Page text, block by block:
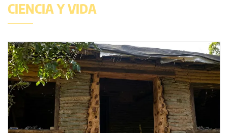
CIENCIA Y VIDA